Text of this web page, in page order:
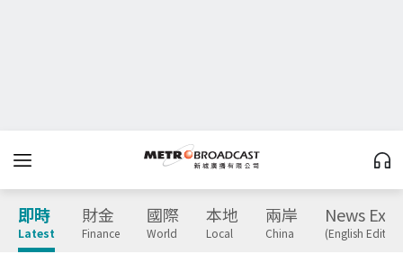
即時
Latest
財金
Finance
國際
World
本地
Local
兩岸
China
News
(English